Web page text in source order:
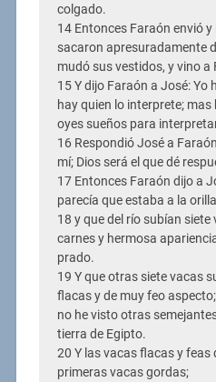
colgado.
14 Entonces Faraón envió
sacaron apresuradamente
mudó sus vestidos, y vino a
15 Y dijo Faraón a José: Yo
hay quien lo interprete; mas
oyes sueños para
16 Respondió José a
mí; Dios será el que dé
17 Entonces Faraón dijo a
parecía que estaba a la
18 y que del río subían siete
carnes y hermosa
prado.
19 Y que otras siete vacas
flacas y de muy feo
no he visto otras
tierra de Egipto.
20 Y las vacas flacas y feas
primeras vacas gordas;